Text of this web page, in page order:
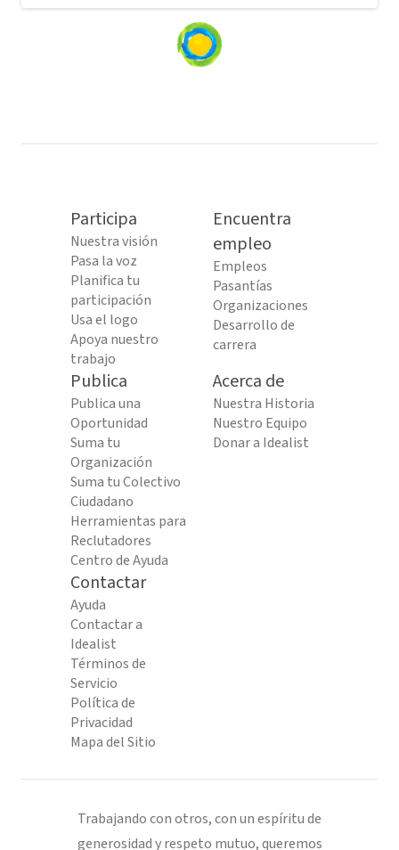
Loading
Participa
Nuestra visión
Pasa la voz
Planifica tu
participación
Usa el logo
Apoya nuestro
trabajo
Encuentra
empleo
Empleos
Pasantías
Organizaciones
Desarrollo de
carrera
Publica
Publica una
Oportunidad
Suma tu
Organización
Suma tu Colectivo
Ciudadano
Herramientas para
Reclutadores
Centro de Ayuda
Acerca de
Nuestra Historia
Nuestro Equipo
Donar a Idealist
Contactar
Ayuda
Contactar a
Idealist
Términos de
Servicio
Política de
Privacidad
Mapa del Sitio
Trabajando con otros, con un espíritu de
generosidad y respeto mutuo, queremos